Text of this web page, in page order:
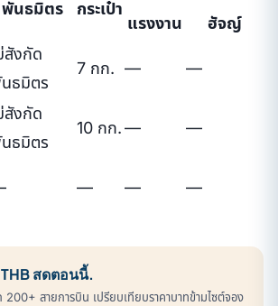
พันธมิตร กระเป๋า
แรงงาน
ฮัจญ์
สังกัด
ธมิตร
7 กก. — —
สังกัด
ธมิตร
10 กก.— —
— — —
สดตอนนี้.
200+ สายการบิน เปรียบเทียบราคาบาทข้ามไซต์จอง